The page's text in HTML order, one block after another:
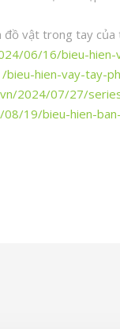
đồ vật trong tay của
06/16/bieu-
hien-vay-tay-
2024/07/27/
19/bieu-hien-